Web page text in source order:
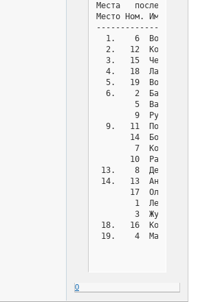
Места   после тура  8
Место Ном. Имя
1.    6  Волович
2.   12  Колмыков
3.   15  Чернов
4.   18  Ланевский
5.   19  Волков
6.    2
5  Васильев
9  Рубцов
9.   11  Полухин
14  Божок
7  Коптев
10  Рагимли
13.    8  Денисенко
14.   13  Андреев
17  Ольховик
1  Лесных
3  Журова Анна
18.   16
19.    4  Малина
0